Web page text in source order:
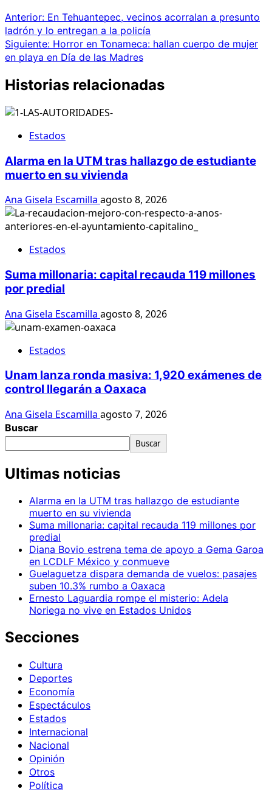
Anterior: En Tehuantepec, vecinos acorralan a presunto
ladrón y lo entregan a la policía
Siguiente: Horror en Tonameca: hallan cuerpo de mujer
en playa en Día de las Madres
Historias relacionadas
Estados
Alarma en la UTM tras hallazgo de estudiante
muerto en su vivienda
Ana Gisela Escamilla agosto 8, 2026
Estados
Suma millonaria: capital recauda 119 millones
por predial
Ana Gisela Escamilla agosto 8, 2026
Estados
Unam lanza ronda masiva: 1,920 exámenes de
control llegarán a Oaxaca
Ana Gisela Escamilla agosto 7, 2026
Buscar
Buscar
Ultimas noticias
Alarma en la UTM tras hallazgo de estudiante
muerto en su vivienda
Suma millonaria: capital recauda 119 millones por
predial
Diana Bovio estrena tema de apoyo a Gema Garoa
en LCDLF México y conmueve
Guelaguetza dispara demanda de vuelos: pasajes
suben 10.3% rumbo a Oaxaca
Ernesto Laguardia rompe el misterio: Adela
Noriega no vive en Estados Unidos
Secciones
Cultura
Deportes
Economía
Espectáculos
Estados
Internacional
Nacional
Opinión
Otros
Política